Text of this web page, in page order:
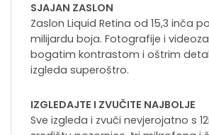
SJAJAN ZASLON
Zaslon Liquid Retina od 15,3 inča
milijardu boja. Fotografije i
bogatim kontrastom i oštrim
izgleda superoštro.
IZGLEDAJTE I ZVUČITE NAJBOLJE
Sve izgleda i zvuči nevjerojatno s